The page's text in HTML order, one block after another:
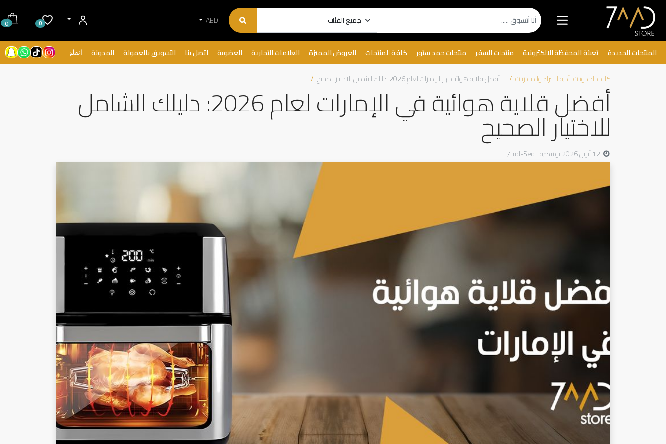
AED
0
0
المنتجات الجديدة تعبئة المحفظة الالكترونية منتجات السفر منتجات حمد ستور كافة المنتجات العروض المميزة العلامات التجارية العضوية اتصل بنا التسويق بالعمولة المدونة انفلونسرز
كافة المدونات أدلة الشراء والمقارنات أفضل قلاية هوائية في الإمارات لعام 2026: دليلك الشامل للاختيار الصحيح
أفضل قلاية هوائية في الإمارات لعام 2026: دليلك الشامل
للاختيار الصحيح
12 أبريل 2026 بواسطة 7md-Seo